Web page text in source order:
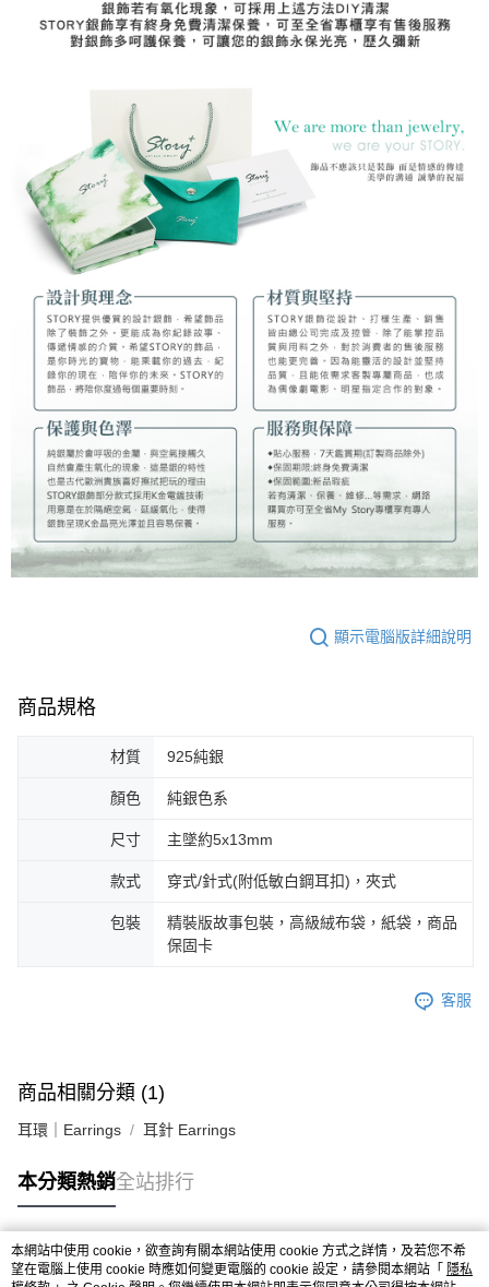
顯示電腦版詳細說明
商品規格
材質 925純銀
顏色 純銀色系
尺寸 主墜約5x13mm
款式 穿式/針式(附低敏白鋼耳扣)，夾式
包裝
精裝版故事包裝，高級絨布袋，紙袋，商品
保固卡
客服
商品相關分類 (1)
耳環｜Earrings 耳針 Earrings
本分類熱銷全站排行
熱門標籤
本網站中使用 cookie，欲查詢有關本網站使用 cookie 方式之詳情，及若您不希
望在電腦上使用 cookie 時應如何變更電腦的 cookie 設定，請參閱本網站「 隱私